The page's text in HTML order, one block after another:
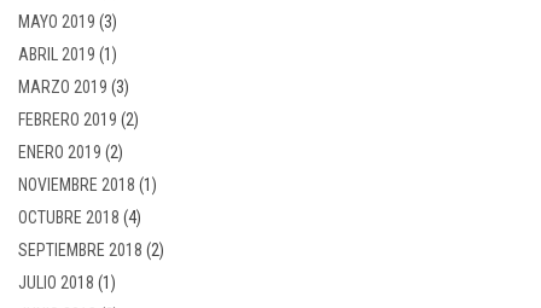
MAYO 2019 (3)
ABRIL 2019 (1)
MARZO 2019 (3)
FEBRERO 2019 (2)
ENERO 2019 (2)
NOVIEMBRE 2018 (1)
OCTUBRE 2018 (4)
SEPTIEMBRE 2018 (2)
JULIO 2018 (1)